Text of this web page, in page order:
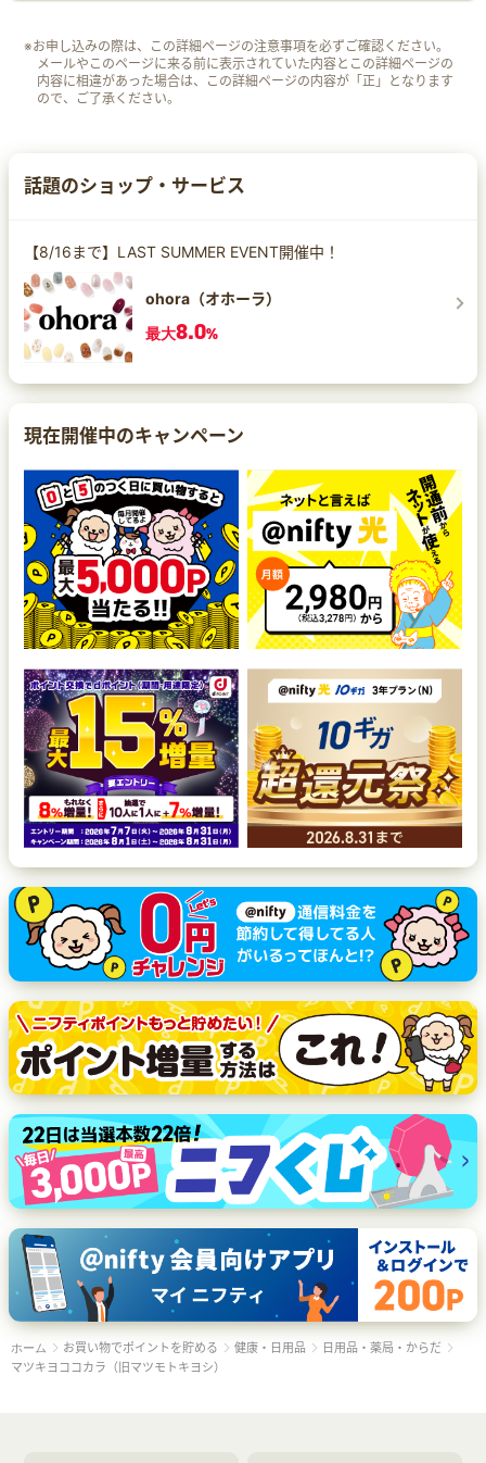
※お申し込みの際は、この詳細ページの注意事項を必ずご確認ください。
メールやこのページに来る前に表示されていた内容とこの詳細ページの
内容に相違があった場合は、この詳細ページの内容が「正」となります
ので、ご了承ください。
話題のショップ・サービス
【8/16まで】LAST SUMMER EVENT開催中！
ohora（オホーラ）
最大8.0%
現在開催中のキャンペーン
ホーム お買い物でポイントを貯める 健康・日用品
日用品・薬局・からだ
マツキヨココカラ（旧マツモトキヨシ）